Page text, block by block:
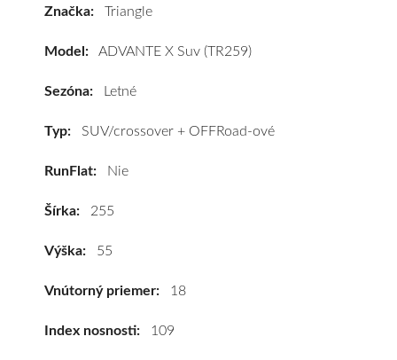
ové
ADVANTE
Suv
výhodnú
Značka: Triangle
Model: ADVANTE X Suv (TR259)
Sezóna: Letné
Typ: SUV/crossover + OFFRoad-ové
RunFlat: Nie
Šírka: 255
Výška: 55
Vnútorný priemer: 18
Index nosnosti: 109